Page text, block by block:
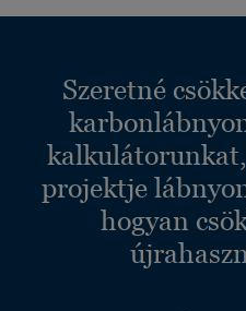
Szeretné
projektje
hogyan